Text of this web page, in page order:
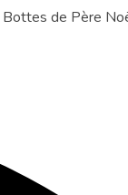
Bottes de Père